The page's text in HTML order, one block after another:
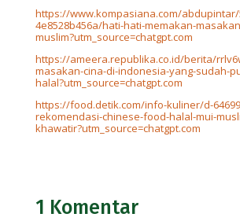
https://www.kompasiana.com/abdupintar/
4e8528b456a/hati-hati-memakan-
muslim?utm_source=chatgpt.com
https://ameera.republika.co.id/berita/
masakan-cina-di-indonesia-yang-sudah-
halal?utm_source=chatgpt.com
https://food.detik.com/info-kuliner/d-
rekomendasi-chinese-food-halal-mui-
khawatir?utm_source=chatgpt.com
1 Komentar